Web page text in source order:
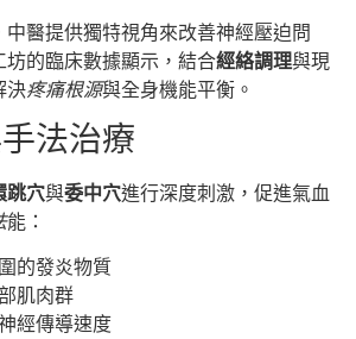
醫提供獨特視角來改善神經壓迫問
的臨床數據顯示，結合經絡調理與現
決疼痛根源與全身機能平衡。
法治療
跳穴與委中穴進行深度刺激，促進氣血
能：
的發炎物質
肌肉群
經傳導速度